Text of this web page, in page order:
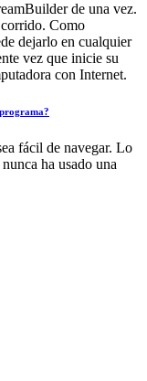
de una vez.
Como
dejarlo en cualquier
vez que inicie su
con Internet.
fácil de navegar. Lo
ha usado una